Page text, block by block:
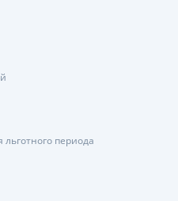
льготного периода